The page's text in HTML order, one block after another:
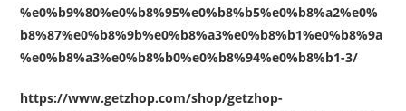
%e0%b9%80%e0%b8%95%e0%b8%b5%e0%b8%a2%e0%
b8%87%e0%b8%9b%e0%b8%a3%e0%b8%b1%e0%b8%9a
%e0%b8%a3%e0%b8%b0%e0%b8%94%e0%b8%b1-3/
https://www.getzhop.com/shop/getzhop-